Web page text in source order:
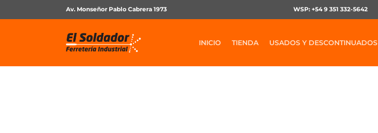
Av. Monseñor Pablo Cabrera 1973 WSP: +54 9 351 332-5642
INICIO TIENDA USADOS Y DESCONTINUADOS